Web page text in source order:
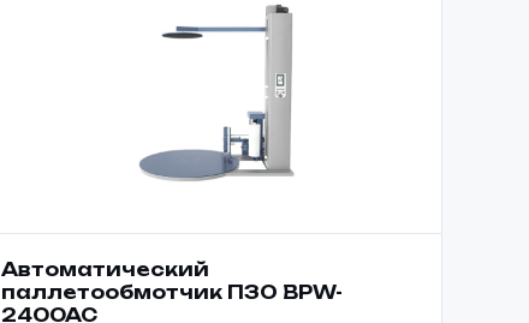
Автоматический
паллетообмотчик ПЗО BPW-
2400AC